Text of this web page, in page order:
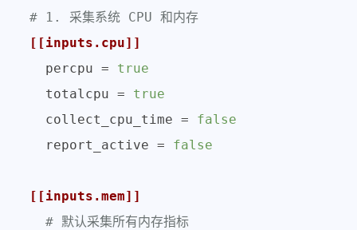
# 1. 采集系统 CPU 和内存
[[inputs.cpu]]
percpu = true
totalcpu = true
collect_cpu_time = false
report_active = false
[[inputs.mem]]
# 默认采集所有内存指标